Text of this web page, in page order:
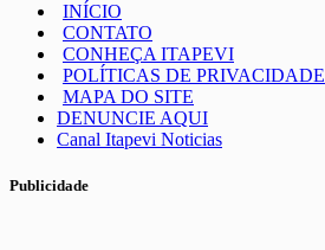
INÍCIO
CONTATO
CONHEÇA ITAPEVI
POLÍTICAS DE PRIVACIDADE
MAPA DO SITE
DENUNCIE AQUI
Canal Itapevi Noticias
Publicidade